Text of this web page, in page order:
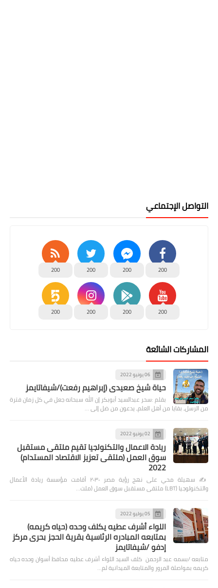
التواصل الإجتماعي
200
200
200
200
200
200
200
200
المشاركات الشائعة
06 يونيو 2022
حياة شيخ صعيدى (إبراهيم رفعت)/شيفاتايمز
بقلم :سحر عبدالسيد أبوبكر إن الله سبحانه جعل في كل زمان فترة
من الرسل، بقايا من أهل العلم، يدعون من ضل إلى …
02 يونيو 2022
ريادة الاعمال والتكنولجيا تقيم ملتقى مستقبل
سوق العمل (ملتقى تعزيز الاقتصاد المستدام)
2022
✍️ سهيلة محي على نهج رؤية مصر ٢٠٣٠ أقامت مؤسسة ريادة الأعمال
والتكنولوجيا (LBT) ملتقى مستقبل سوق العمل (ملت…
05 يوليو 2022
اللواء أشرف عطيه يكلف وحده (حياه كريمه)
بمتابعه المبادره الرئاسية بقرية الحجز بحرى مركز
إدفو /شيفاتايمز
متابعه /بسمه عبد الرحمن كلف السيد اللواء أشرف عطيه محافظ أسوان وحده حياه
كريمه بمواصلة المرور والمتابعة الميدانية لم…